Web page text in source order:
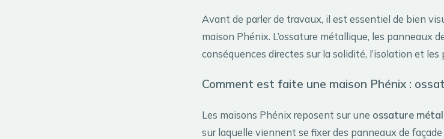
Avant de parler de travaux, il est essentiel de bien
maison Phénix. L’ossature métallique, les panneaux
conséquences directes sur la solidité, l’isolation et
Comment est faite une maison Phénix :
Les maisons Phénix reposent sur une ossature
sur laquelle viennent se fixer des panneaux de